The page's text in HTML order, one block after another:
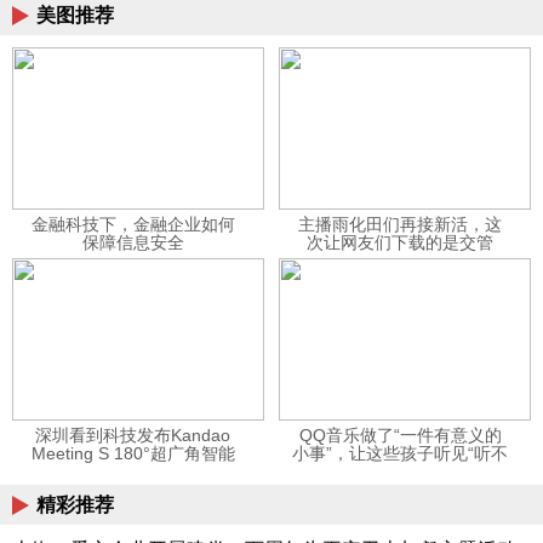
美图推荐
金融科技下，金融企业如何
保障信息安全
主播雨化田们再接新活，这
次让网友们下载的是交管
12123APP
深圳看到科技发布Kandao
Meeting S 180°超广角智能
QQ音乐做了“一件有意义的
小事”，让这些孩子听见“听不
精彩推荐